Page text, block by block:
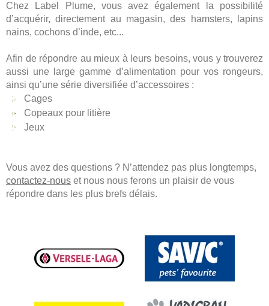
Chez Label Plume, vous avez également la possibilité
d’acquérir, directement au magasin, des hamsters, lapins
nains, cochons d’inde, etc...
Afin de répondre au mieux à leurs besoins, vous y trouverez
aussi une large gamme d’alimentation pour vos rongeurs,
ainsi qu’une série diversifiée d’accessoires :
Cages
Copeaux pour litière
Jeux
Vous avez des questions ? N’attendez pas plus longtemps,
contactez-nous et nous nous ferons un plaisir de vous
répondre dans les plus brefs délais.